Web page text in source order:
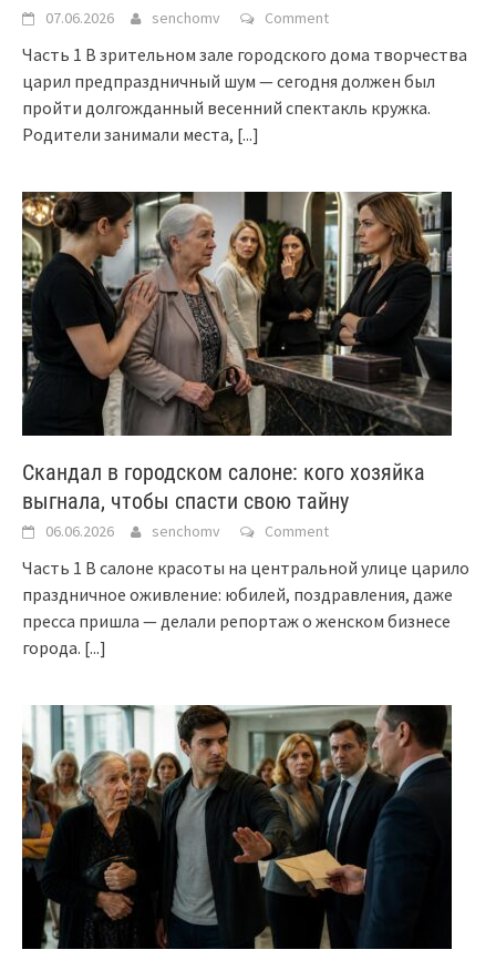
07.06.2026 senchomv Comment
Часть 1 В зрительном зале городского дома творчества
царил предпраздничный шум — сегодня должен был
пройти долгожданный весенний спектакль кружка.
Родители занимали места, [...]
Скандал в городском салоне: кого хозяйка
выгнала, чтобы спасти свою тайну
06.06.2026 senchomv Comment
Часть 1 В салоне красоты на центральной улице царило
праздничное оживление: юбилей, поздравления, даже
пресса пришла — делали репортаж о женском бизнесе
города. [...]